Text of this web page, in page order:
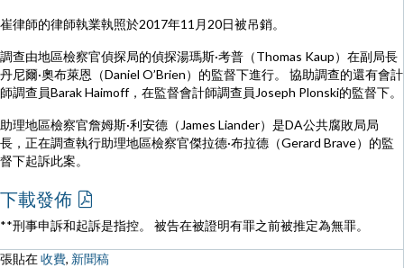
崔律師的律師執業執照於2017年11月20日被吊銷。
調查由地區檢察官偵探局的偵探湯瑪斯·考普（Thomas Kaup）在副局長
丹尼爾·奧布萊恩（Daniel O’Brien）的監督下進行。 協助調查的還有會計
師調查員Barak Haimoff，在監督會計師調查員Joseph Plonski的監督下。
助理地區檢察官詹姆斯·利安德（James Liander）是DA公共腐敗局局
長，正在調查執行助理地區檢察官傑拉德·布拉德（Gerard Brave）的監
督下起訴此案。
下載發佈
**刑事申訴和起訴是指控。 被告在被證明有罪之前被推定為無罪。
張貼在收費, 新聞稿